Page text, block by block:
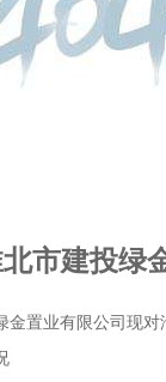
市建投绿
置业有限公司现对